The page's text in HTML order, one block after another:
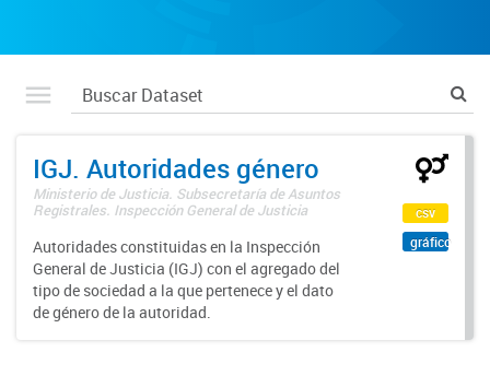
IGJ. Autoridades género
Ministerio de Justicia. Subsecretaría de Asuntos
Registrales. Inspección General de Justicia
Autoridades constituidas en la Inspección
General de Justicia (IGJ) con el agregado del
tipo de sociedad a la que pertenece y el dato
de género de la autoridad.
csv
gráfico